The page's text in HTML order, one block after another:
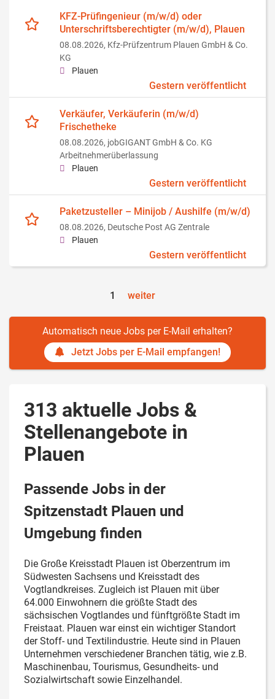
KFZ-Prüfingenieur (m/w/d) oder
Unterschriftsberechtigter (m/w/d), Plauen
08.08.2026, Kfz-Prüfzentrum Plauen GmbH & Co.
KG
Plauen
Gestern veröffentlicht
Verkäufer, Verkäuferin (m/w/d)
Frischetheke
08.08.2026, jobGIGANT GmbH & Co. KG
Arbeitnehmerüberlassung
Plauen
Gestern veröffentlicht
Paketzusteller – Minijob / Aushilfe (m/w/d)
08.08.2026, Deutsche Post AG Zentrale
Plauen
Gestern veröffentlicht
1 weiter
Automatisch neue Jobs per E-Mail erhalten?
Jetzt Jobs per E-Mail empfangen!
313 aktuelle Jobs &
Stellenangebote in
Plauen
Passende Jobs in der
Spitzenstadt Plauen und
Umgebung finden
Die Große Kreisstadt Plauen ist Oberzentrum im
Südwesten Sachsens und Kreisstadt des
Vogtlandkreises. Zugleich ist Plauen mit über
64.000 Einwohnern die größte Stadt des
sächsischen Vogtlandes und fünftgrößte Stadt im
Freistaat. Plauen war einst ein wichtiger Standort
der Stoff- und Textilindustrie. Heute sind in Plauen
Unternehmen verschiedener Branchen tätig, wie z.B.
Maschinenbau, Tourismus, Gesundheits- und
Sozialwirtschaft sowie Einzelhandel.